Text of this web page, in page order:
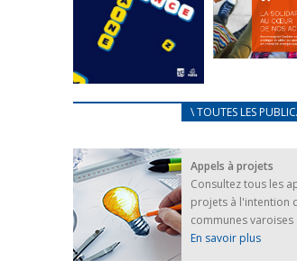
FEUILLETER
au coeur
nos
FEUILLETER
FRANÇAIS/UKRAINIEN
25 avril 2022
Afin
d’accompagner
au mieux les
réfugiés
ukrainiens arrivés
en France,...
\ TOUTES LES
Appels à projets
Consultez tous les
projets à l'intention
communes varoises
En savoir plus